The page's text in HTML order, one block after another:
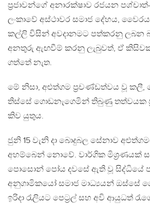
ප‍්‍රජාවන්ගේ අනාරක්ෂාව රජයන පශ්චාත්-
ලංකාවේ අස්ථාවර සමාජ දේහය,
කල්ලි විසින් අවදානමට පත්කරනු ලබන
අනතුරු ඇඟවීම් කරනු ලැබුවත්, ඒ
ගත්තේ නැත.
මේ නිසා, අළුත්ගම ප‍්‍රචණ්ඩත්වය වූ
තිස්සේ ගොඩනැගෙමින් තිබුණු තත්වයක
කිව යුතුය.
ජුනි 15 වැනි දා බොදුබල සේනාව
අහම්බෙන් නොවේ. වාර්ගික මිශ‍්‍රණයක්
පොසොන් පෝය දවසේ ඇති වූ සිද්ධියේ
අනුගාමිකයෝ සමාජ මාධ්‍යයන් ඔස්සේ
ඉරිදා රැලියට පෙට‍්‍රල් සහ අවි ආයුධත්